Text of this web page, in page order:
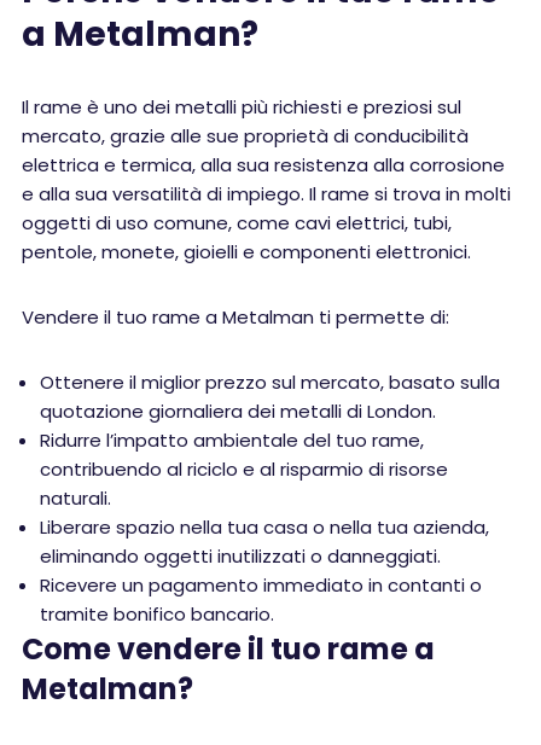
a Metalman?
Il rame è uno dei metalli più richiesti e preziosi sul
mercato, grazie alle sue proprietà di conducibilità
elettrica e termica, alla sua resistenza alla corrosione
e alla sua versatilità di impiego. Il rame si trova in molti
oggetti di uso comune, come cavi elettrici, tubi,
pentole, monete, gioielli e componenti elettronici.
Vendere il tuo rame a Metalman ti permette di:
Ottenere il miglior prezzo sul mercato, basato sulla
quotazione giornaliera dei metalli di London.
Ridurre l’impatto ambientale del tuo rame,
contribuendo al riciclo e al risparmio di risorse
naturali.
Liberare spazio nella tua casa o nella tua azienda,
eliminando oggetti inutilizzati o danneggiati.
Ricevere un pagamento immediato in contanti o
tramite bonifico bancario.
Come vendere il tuo rame a
Metalman?